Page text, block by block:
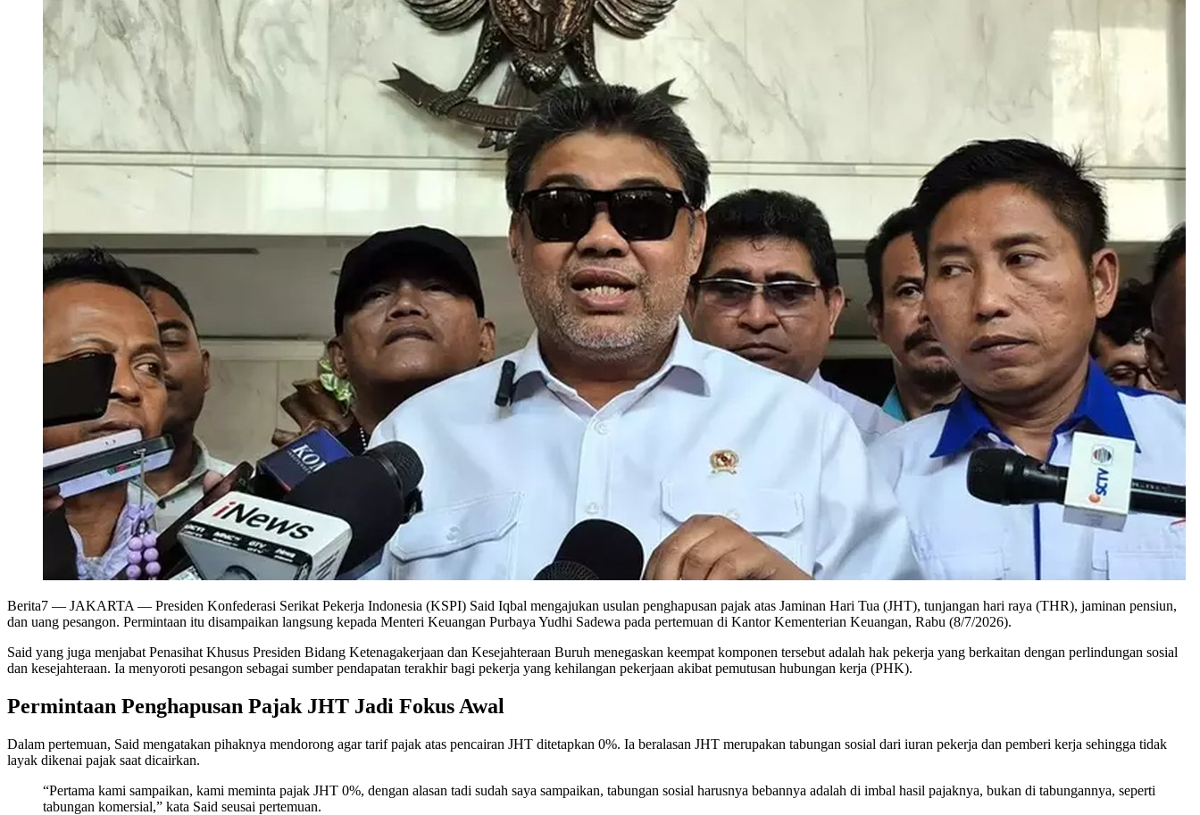
Berita7 — JAKARTA — Presiden Konfederasi Serikat Pekerja Indonesia (KSPI) Said Iqbal mengajukan usulan penghapusan pajak atas Jaminan Hari Tua (JHT), tunjangan hari raya (THR), jaminan pensiun,
dan uang pesangon. Permintaan itu disampaikan langsung kepada Menteri Keuangan Purbaya Yudhi Sadewa pada pertemuan di Kantor Kementerian Keuangan, Rabu (8/7/2026).
Said yang juga menjabat Penasihat Khusus Presiden Bidang Ketenagakerjaan dan Kesejahteraan Buruh menegaskan keempat komponen tersebut adalah hak pekerja yang berkaitan dengan perlindungan sosial
dan kesejahteraan. Ia menyoroti pesangon sebagai sumber pendapatan terakhir bagi pekerja yang kehilangan pekerjaan akibat pemutusan hubungan kerja (PHK).
Permintaan Penghapusan Pajak JHT Jadi Fokus Awal
Dalam pertemuan, Said mengatakan pihaknya mendorong agar tarif pajak atas pencairan JHT ditetapkan 0%. Ia beralasan JHT merupakan tabungan sosial dari iuran pekerja dan pemberi kerja sehingga tidak
layak dikenai pajak saat dicairkan.
“Pertama kami sampaikan, kami meminta pajak JHT 0%, dengan alasan tadi sudah saya sampaikan, tabungan sosial harusnya bebannya adalah di imbal hasil pajaknya, bukan di tabungannya, seperti
tabungan komersial,” kata Said seusai pertemuan.